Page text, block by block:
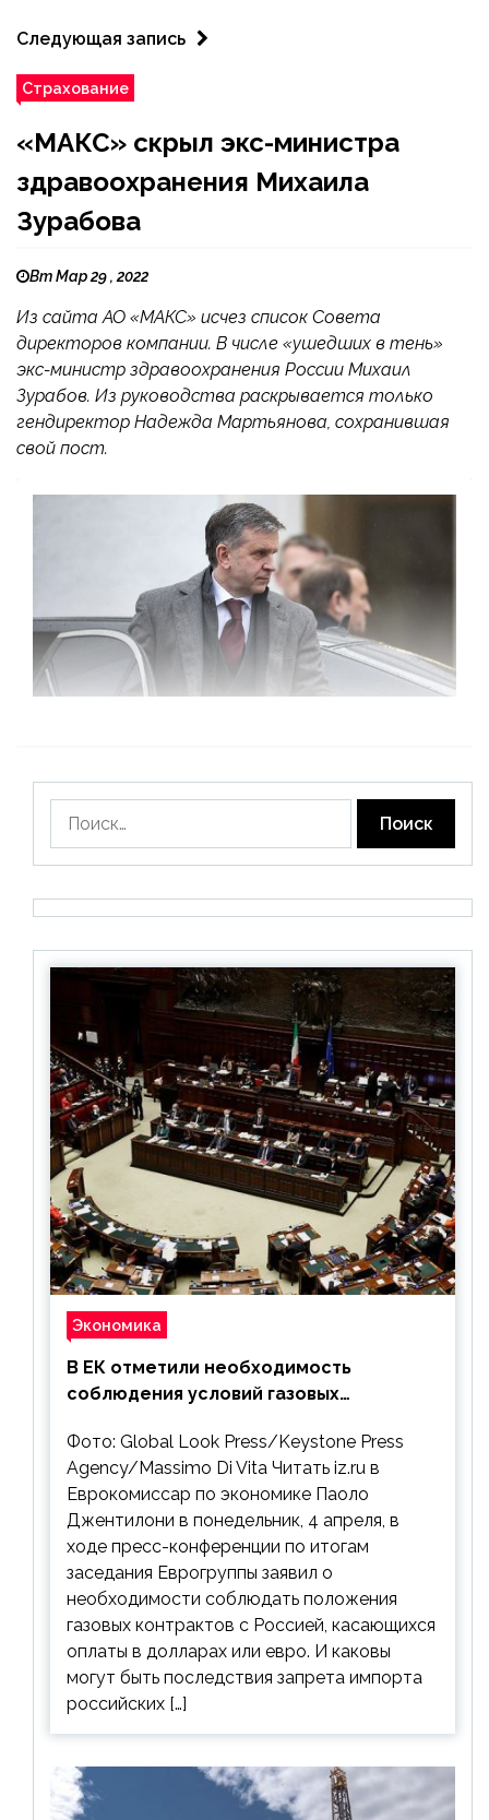
Следующая запись
Страхование
«МАКС» скрыл экс-министра
здравоохранения Михаила
Зурабова
Вт Мар 29 , 2022
Из сайта АО «МАКС» исчез список Совета
директоров компании. В числе «ушедших в тень»
экс-министр здравоохранения России Михаил
Зурабов. Из руководства раскрывается только
гендиректор Надежда Мартьянова, сохранившая
свой пост.
Экономика
В ЕК отметили необходимость
соблюдения условий газовых
Фото: Global Look Press/Keystone Press
Agency/Massimo Di Vita Читать iz.ru в
Еврокомиссар по экономике Паоло
Джентилони в понедельник, 4 апреля, в
ходе пресс-конференции по итогам
заседания Еврогруппы заявил о
необходимости соблюдать положения
газовых контрактов с Россией, касающихся
оплаты в долларах или евро. И каковы
могут быть последствия запрета импорта
российских […]